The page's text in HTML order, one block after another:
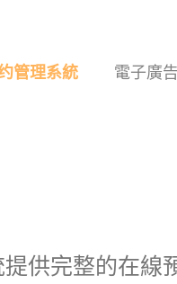
管理系統 電子廣
提供完整的在線